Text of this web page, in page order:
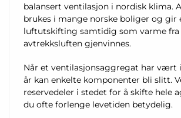
balansert ventilasjon i nordisk klima.
brukes i mange norske boliger og gir
luftutskifting samtidig som varme fra
avtrekksluften gjenvinnes.
Når et ventilasjonsaggregat har vært
år kan enkelte komponenter bli slitt.
reservedeler i stedet for å skifte hele
du ofte forlenge levetiden betydelig.